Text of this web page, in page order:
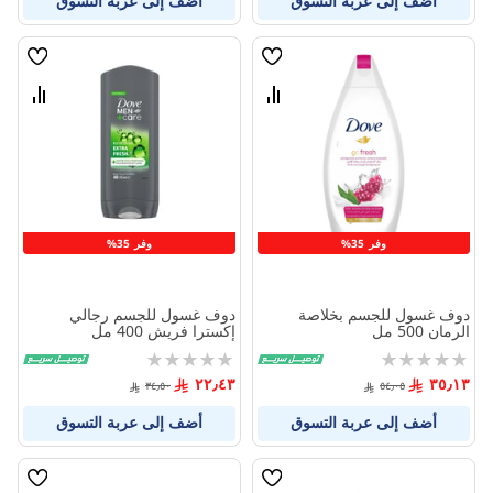
وفر 35%
قائمة
قارن
دوف غسول للجسم بخلاصة
الرمان 500 مل
Rating:
0%
٣٥٫١٣ ٥٤٫٠٥
أضف إلى عربة التسوق
وفر 35%
قائمة
قارن
دوف غسول للجسم رجالي
إكسترا فريش 400 مل
Rating:
0%
٢٢٫٤٣ ٣٤٫٥٠
أضف إلى عربة التسوق
قائمة
قائمة